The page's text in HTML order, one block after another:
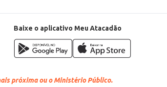
Baixe o aplicativo Meu Atacadão
próxima ou o Ministério Público.